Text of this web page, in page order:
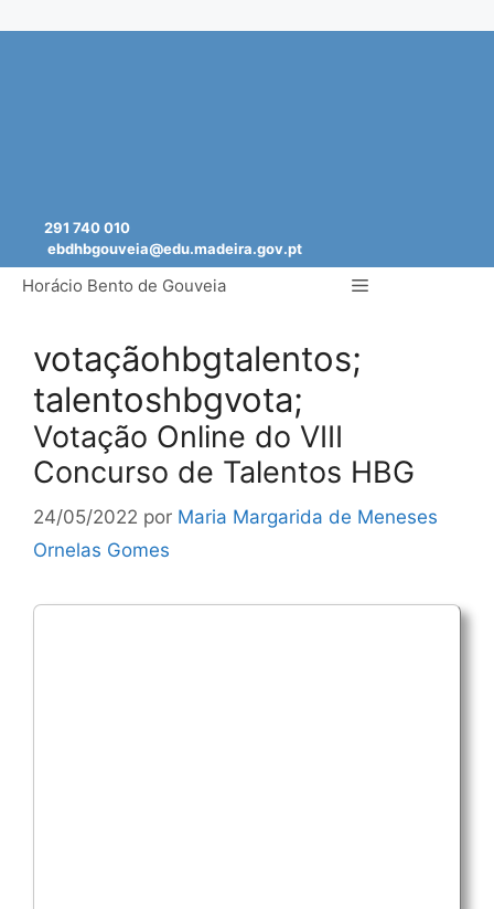
291 740 010
ebdhbgouveia@edu.madeira.gov.pt
Horácio Bento de Gouveia Menu
votaçãohbgtalentos;
talentoshbgvota;
Votação Online do VIII
Concurso de Talentos HBG
24/05/2022 por Maria Margarida de Meneses
Ornelas Gomes